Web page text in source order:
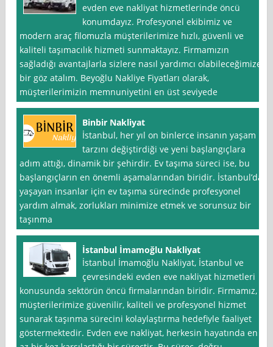
evden eve nakliyat hizmetlerinde öncü
konumdayız. Profesyonel ekibimiz ve
modern araç filomuzla müşterilerimize hızlı, güvenli ve
kaliteli taşımacılık hizmeti sunmaktayız. Firmamızın
sağladığı avantajlarla sizlere nasıl yardımcı olabileceğimize
bir göz atalım. Beyoğlu Nakliye Fiyatları olarak,
müşterilerimizin memnuniyetini en üst seviyede
Binbir Nakliyat
İstanbul, her yıl on binlerce insanın yaşam
tarzını değiştirdiği ve yeni başlangıçlara
adım attığı, dinamik bir şehirdir. Ev taşıma süreci ise, bu
başlangıçların en önemli aşamalarından biridir. İstanbul’da
yaşayan insanlar için ev taşıma sürecinde profesyonel
yardım almak, zorlukları minimize etmek ve sorunsuz bir
taşınma
İstanbul İmamoğlu Nakliyat
İstanbul İmamoğlu Nakliyat, İstanbul ve
çevresindeki evden eve nakliyat hizmetleri
konusunda sektörün öncü firmalarından biridir. Firmamız,
müşterilerimize güvenilir, kaliteli ve profesyonel hizmet
sunarak taşınma sürecini kolaylaştırma hedefiyle faaliyet
göstermektedir. Evden eve nakliyat, herkesin hayatında en